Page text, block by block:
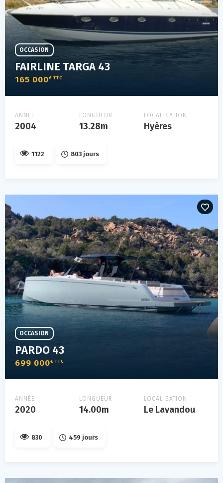
FAIRLINE TARGA 43
165 000€ TTC
OCCASION
ANNÉE
2004
LONGUEUR
13.28m
LOCALISATION
Hyères
1122 803 jours
PARDO 43
699 000€ TTC
OCCASION
ANNÉE
2020
LONGUEUR
14.00m
LOCALISATION
Le Lavandou
830 459 jours